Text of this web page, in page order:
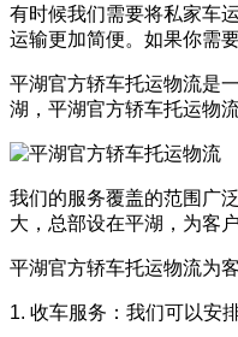
有时候我们需要将私家车
运输更加简便。如果你需
平湖官方轿车托运物流是
湖，平湖官方轿车托运物
我们的服务覆盖的范围广
大，总部设在平湖，为客
平湖官方轿车托运物流为
1. 收车服务：我们可以安